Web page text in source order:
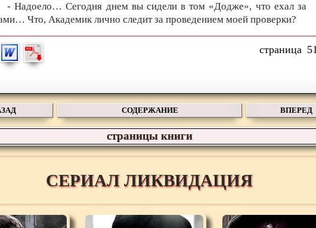
- Надоело… Сегодня днем вы сидели в том «Додже», что ехал за
Что, Академик лично следит за проведением моей проверки?
СОДЕРЖАНИЕ ВПЕРЕД
страницы книги
СЕРИАЛ ЛИКВИДАЦИЯ